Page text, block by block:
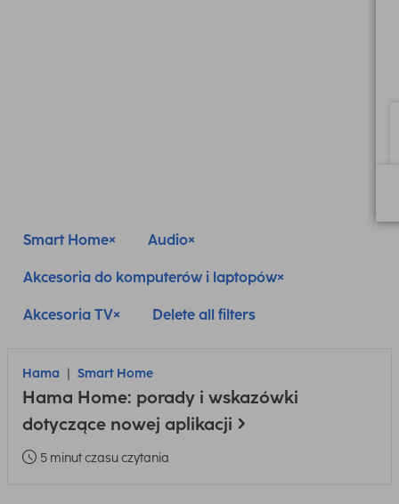
Smart Home Audio
Akcesoria do komputerów i laptopów
Akcesoria TV Delete all filters
Hama Smart Home
Hama Home: porady i wskazówki
dotyczące nowej aplikacji
5 minut czasu czytania